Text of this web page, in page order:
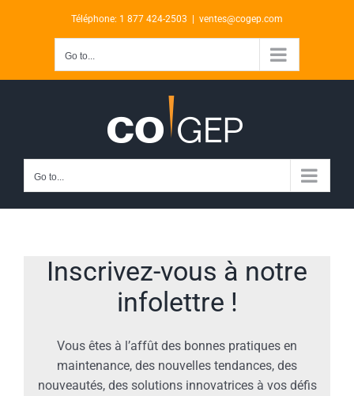
Téléphone: 1 877 424-2503 ventes@cogep.com
Go to...
Go to...
Inscrivez-vous à notre
infolettre !
Vous êtes à l’affût des bonnes pratiques en
maintenance, des nouvelles tendances, des
nouveautés, des solutions innovatrices à vos défis